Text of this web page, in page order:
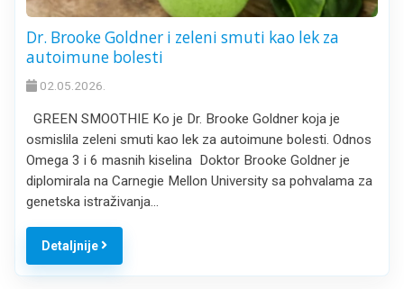
Dr. Brooke Goldner i zeleni smuti kao lek za
autoimune bolesti
02.05.2026.
GREEN SMOOTHIE Ko je Dr. Brooke Goldner koja je
osmislila zeleni smuti kao lek za autoimune bolesti. Odnos
Omega 3 i 6 masnih kiselina Doktor Brooke Goldner je
diplomirala na Carnegie Mellon University sa pohvalama za
genetska istraživanja…
Detaljnije